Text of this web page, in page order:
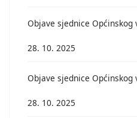
Objave sjednice Općinskog
28. 10. 2025
Objave sjednice Općinskog
28. 10. 2025